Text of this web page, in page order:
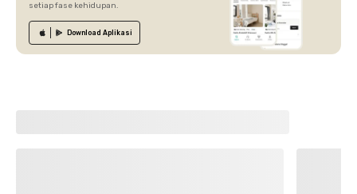
setiap fase kehidupan.
Download Aplikasi